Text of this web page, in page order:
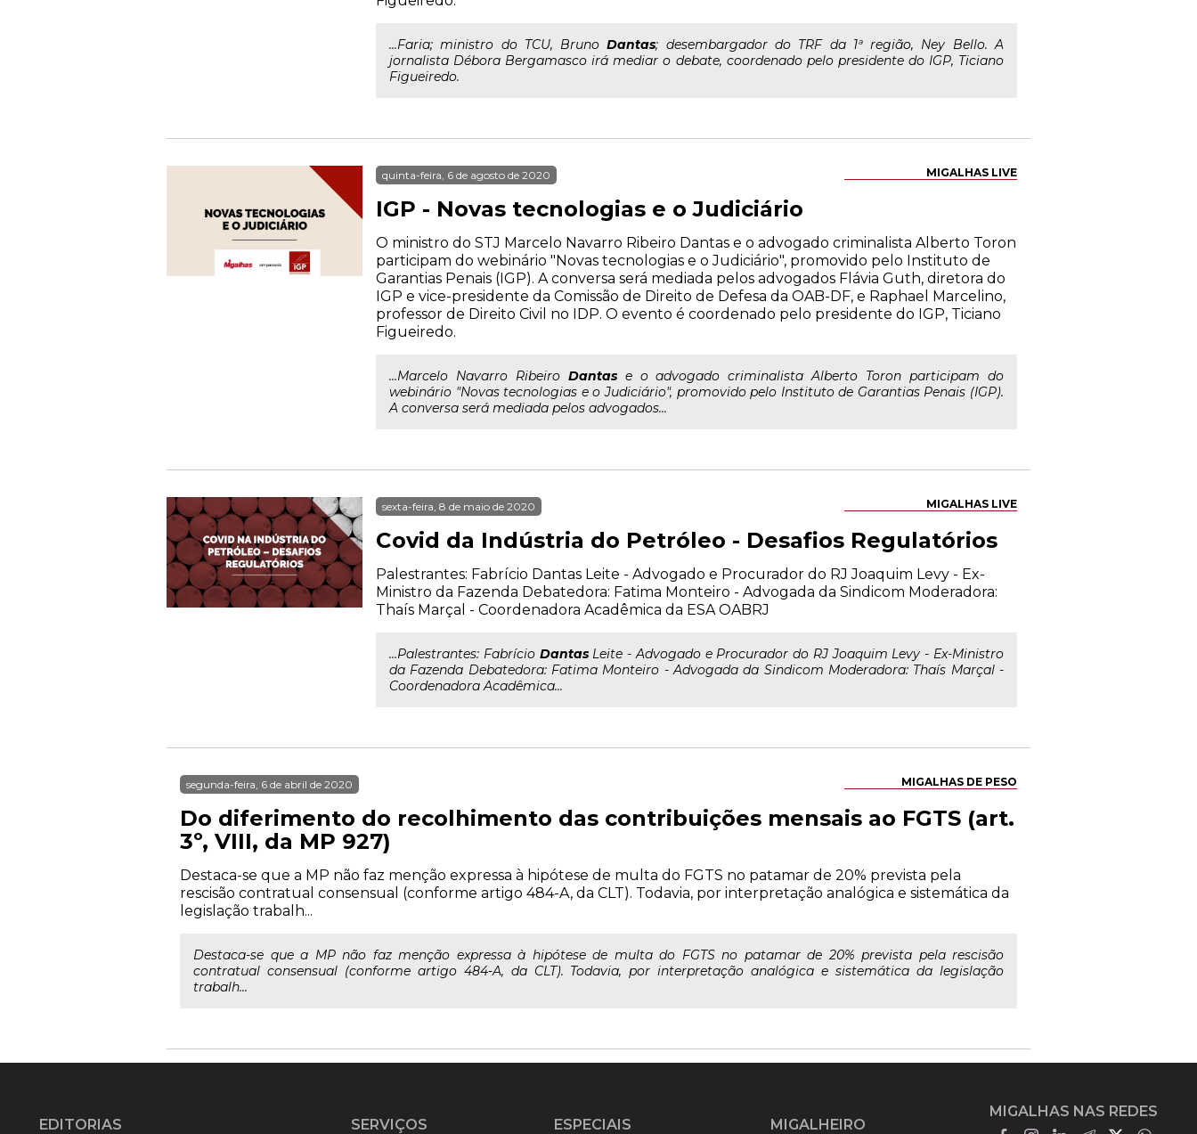
...Faria; ministro do TCU, BrunoDantas; desembargador do TRF da 1ª região, Ney Bello. A
jornalista Débora Bergamasco irá mediar o debate, coordenado pelo presidente do IGP, Ticiano
Figueiredo.
MIGALHAS LIVE
quinta-feira, 6 de agosto de 2020
IGP - Novas tecnologias e o Judiciário
O ministro do STJ Marcelo Navarro Ribeiro Dantas e o advogado criminalista Alberto Toron
participam do webinário "Novas tecnologias e o Judiciário", promovido pelo Instituto de
Garantias Penais (IGP). A conversa será mediada pelos advogados Flávia Guth, diretora do
IGP e vice-presidente da Comissão de Direito de Defesa da OAB-DF, e Raphael Marcelino,
professor de Direito Civil no IDP. O evento é coordenado pelo presidente do IGP, Ticiano
Figueiredo.
...Marcelo Navarro Ribeiro Dantase o advogado criminalista Alberto Toron participam do
webinário "Novas tecnologias e o Judiciário", promovido pelo Instituto de Garantias Penais (IGP).
A conversa será mediada pelos advogados...
MIGALHAS LIVE
sexta-feira, 8 de maio de 2020
Covid da Indústria do Petróleo - Desafios Regulatórios
Palestrantes: Fabrício Dantas Leite - Advogado e Procurador do RJ Joaquim Levy - Ex-
Ministro da Fazenda Debatedora: Fatima Monteiro - Advogada da Sindicom Moderadora:
Thaís Marçal - Coordenadora Acadêmica da ESA OABRJ
...Palestrantes: Fabrício DantasLeite - Advogado e Procurador do RJ Joaquim Levy - Ex-Ministro
da Fazenda Debatedora: Fatima Monteiro - Advogada da Sindicom Moderadora: Thaís Marçal -
Coordenadora Acadêmica...
MIGALHAS DE PESO
segunda-feira, 6 de abril de 2020
Do diferimento do recolhimento das contribuições mensais ao FGTS (art.
3º, VIII, da MP 927)
Destaca-se que a MP não faz menção expressa à hipótese de multa do FGTS no patamar de 20% prevista pela
rescisão contratual consensual (conforme artigo 484-A, da CLT). Todavia, por interpretação analógica e sistemática da
legislação trabalh...
Destaca-se que a MP não faz menção expressa à hipótese de multa do FGTS no patamar de 20% prevista pela rescisão
contratual consensual (conforme artigo 484-A, da CLT). Todavia, por interpretação analógica e sistemática da legislação
trabalh...
EDITORIAS SERVIÇOS ESPECIAIS MIGALHEIRO
MIGALHAS NAS REDES